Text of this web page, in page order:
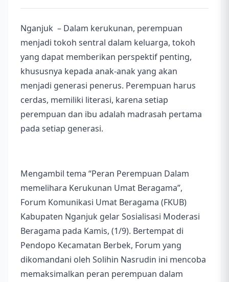
Nganjuk – Dalam kerukunan, perempuan
menjadi tokoh sentral dalam keluarga, tokoh
yang dapat memberikan perspektif penting,
khususnya kepada anak-anak yang akan
menjadi generasi penerus. Perempuan harus
cerdas, memiliki literasi, karena setiap
perempuan dan ibu adalah madrasah pertama
pada setiap generasi.
Mengambil tema “Peran Perempuan Dalam
memelihara Kerukunan Umat Beragama”,
Forum Komunikasi Umat Beragama (FKUB)
Kabupaten Nganjuk gelar Sosialisasi Moderasi
Beragama pada Kamis, (1/9). Bertempat di
Pendopo Kecamatan Berbek, Forum yang
dikomandani oleh Solihin Nasrudin ini mencoba
memaksimalkan peran perempuan dalam